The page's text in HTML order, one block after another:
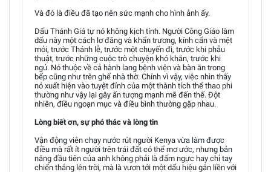
Và đó là điều đã tạo nên sức mạnh cho hình ảnh ấy.
Dấu Thánh Giá tự nó không kịch tính. Người Công Giáo làm
dấu này một cách lơ đãng và khẩn trương, kính cẩn và mệt
mỏi, trước Thánh lễ, trước một chuyến đi, trước khi phẫu
thuật, trước những cuộc trò chuyện khó khăn, trước khi
ngủ. Nó thuộc về cả hành lang bệnh viện và bàn ăn trong
bếp cũng như trên ghế nhà thờ. Chính vì vậy, việc nhìn thấy
nó xuất hiện vào tuyệt đỉnh của một thành tích thể thao phi
thường như vậy lại gây ấn tượng mạnh mẽ đến thế. Đột
nhiên, điều ngoạn mục và điều bình thường gặp nhau.
Lòng biết ơn, sự phó thác và lòng tin
Vận động viên chạy nước rút người Kenya vừa làm được
điều mà rất ít người trên trái đất có thể mơ ước, nhưng bản
năng đầu tiên của anh không phải là đấm ngực hay chỉ tay
chiến thắng lên trời, mà là vươn tới một dấu hiệu gắn liền với